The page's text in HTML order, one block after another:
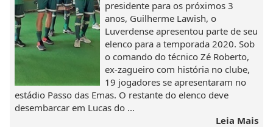
presidente para os próximos 3
anos, Guilherme Lawish, o
Luverdense apresentou parte de seu
elenco para a temporada 2020. Sob
o comando do técnico Zé Roberto,
ex-zagueiro com história no clube,
19 jogadores se apresentaram no
estádio Passo das Emas. O restante do elenco deve
desembarcar em Lucas do ...
Leia Mais